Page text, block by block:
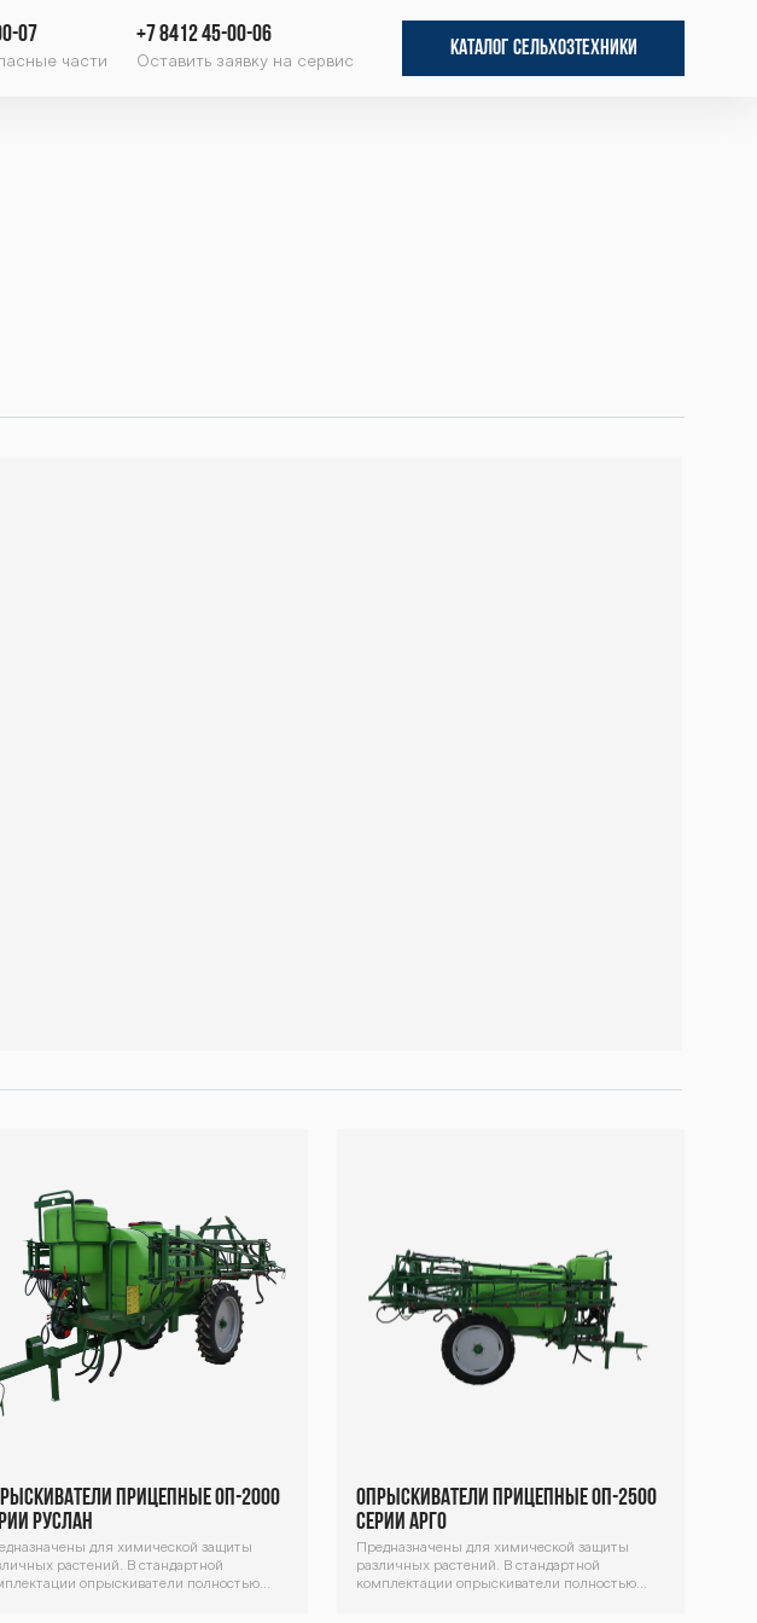
07
части
+7 8412 45-00-06
Оставить заявку на сервис
КАТАЛОГ СЕЛЬХОЗТЕХНИКИ
прицепные ОП-2000
Руслан
для химической защиты
растений. В стандартной
опрыскиватели полностью
Опрыскиватели прицепные ОП-2500
серии Арго
Предназначены для химической защиты
различных растений. В стандартной
комплектации опрыскиватели полностью